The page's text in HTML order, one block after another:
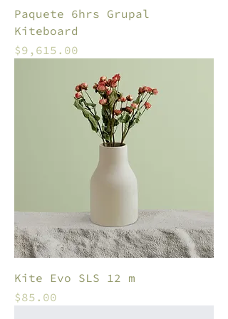
Paquete 6hrs Grupal
Kiteboard
Precio
$9,615.00
Kite Evo SLS 12 m
Precio
$85.00